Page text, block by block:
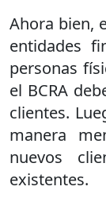
Ahora bien,
entidades
personas
el BCRA
clientes.
manera
nuevos
existentes.